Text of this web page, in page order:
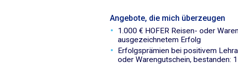
Angebote, die mich überzeugen
1.000 € HOFER Reisen- oder
ausgezeichnetem Erfolg
Erfolgsprämien bei positivem
oder Warengutschein, bestanden: